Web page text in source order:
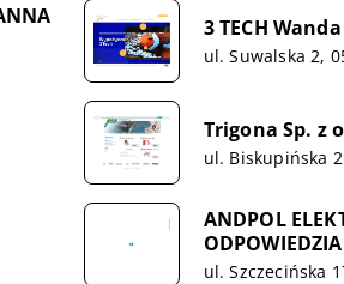
3 TECH
ul. Suwalska 2,
Trigona Sp. z
ul. Biskupińska
ANDPOL
ul. Szczecińska